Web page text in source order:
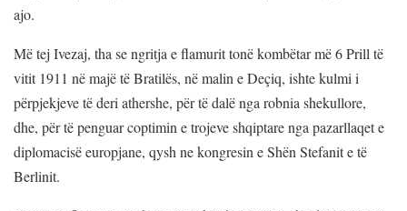
ajo.
Më tej Ivezaj, tha se ngritja e flamurit tonë kombëtar më 6 Prill të
vitit 1911 në majë të Bratilës, në malin e Deçiq, ishte kulmi i
përpjekjeve të deri athershe, për të dalë nga robnia shekullore,
dhe, për të penguar coptimin e trojeve shqiptare nga pazarllaqet e
diplomacisë europjane, qysh ne kongresin e Shën Stefanit e të
Berlinit.